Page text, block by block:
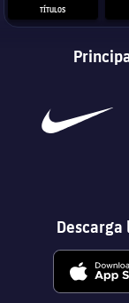
TÍTULOS
Descarga